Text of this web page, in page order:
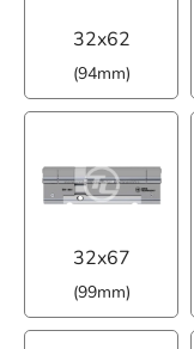
32x62
(94mm)
32x67
(99mm)